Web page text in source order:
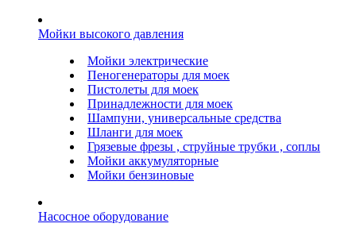
Мойки высокого давления
Мойки электрические
Пеногенераторы для моек
Пистолеты для моек
Принадлежности для моек
Шампуни, универсальные средства
Шланги для моек
Грязевые фрезы , струйные трубки , соплы
Мойки аккумуляторные
Мойки бензиновые
Насосное оборудование